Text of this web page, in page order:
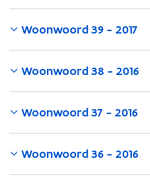
Woonwoord 39 - 2017
Woonwoord 38 - 2016
Woonwoord 37 - 2016
Woonwoord 36 - 2016